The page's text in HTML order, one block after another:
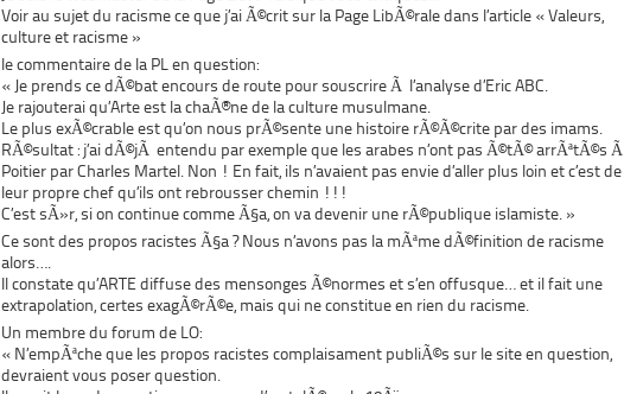
Voir au sujet du racisme ce que j’ai Ã©crit sur la Page LibÃ©rale dans l’article « Valeurs,
culture et racisme »
le commentaire de la PL en question:
« Je prends ce dÃ©bat encours de route pour souscrire Ã l’analyse d’Eric ABC.
Je rajouterai qu’Arte est la chaÃ®ne de la culture musulmane.
Le plus exÃ©crable est qu’on nous prÃ©sente une histoire rÃ©Ã©crite par des imams.
RÃ©sultat : j’ai dÃ©jÃ entendu par exemple que les arabes n’ont pas Ã©tÃ© arrÃªtÃ©s Ã
Poitier par Charles Martel. Non ! En fait, ils n’avaient pas envie d’aller plus loin et c’est de
leur propre chef qu’ils ont rebrousser chemin !!!
C’est sÃ»r, si on continue comme Ã§a, on va devenir une rÃ©publique islamiste. »
Ce sont des propos racistes Ã§a ? Nous n’avons pas la mÃªme dÃ©finition de racisme
alors….
Il constate qu’ARTE diffuse des mensonges Ã©normes et s’en offusque… et il fait une
extrapolation, certes exagÃ©rÃ©e, mais qui ne constitue en rien du racisme.
Un membre du forum de LO:
« N’empÃªche que les propos racistes complaisament publiÃ©s sur le site en question,
devraient vous poser question.